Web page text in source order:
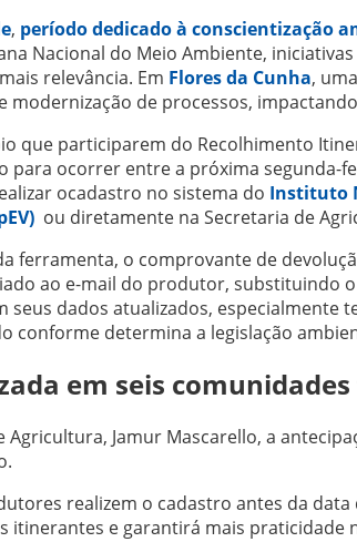
, período dedicado à conscientização
Nacional do Meio Ambiente,
relevância. Em Flores da Cunha,
modernização de processos,
que participarem do Recolhimento
ocorrer entre a próxima segunda-
ocadastro no sistema do Instituto
ou diretamente na Secretaria de
ferramenta, o comprovante de
ao e-mail do produtor, substituindo
dados atualizados, especialmente
conforme determina a legislação
em seis
Agricultura, Jamur Mascarello, a
realizem o cadastro antes da
itinerantes e garantirá mais praticidade